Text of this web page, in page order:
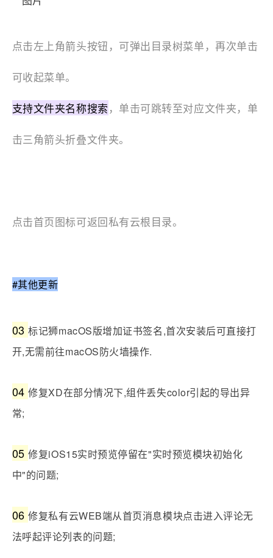
点击左上角箭头按钮，可弹出目录树菜单，再次单击
可收起菜单。
支持文件夹名称搜索 ， 单击可跳转至对应文件夹， 单
击三角箭头折叠文件夹。
点击首页图标可返回私有云根目录。
#其他更新
03
04